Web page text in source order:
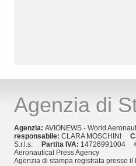
Agenzia di
Agenzia: AVIONEWS - World
responsabile: CLARA MOSCHINI
S.r.l.s. Partita IVA: 14726991004
Aeronautical Press Agency
Agenzia di stampa registrata presso